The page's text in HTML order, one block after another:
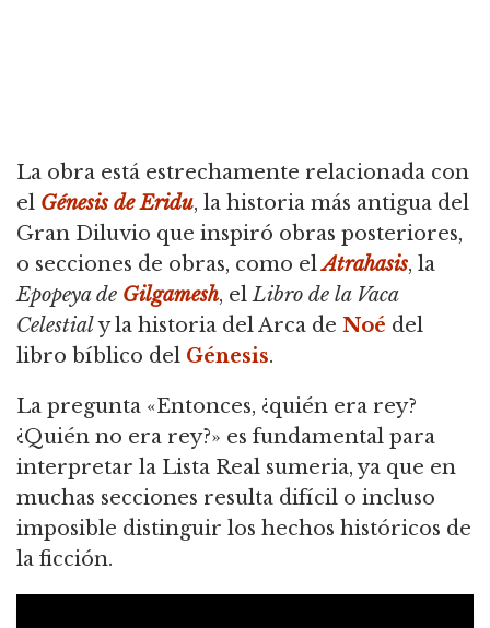
La obra está estrechamente relacionada con
el Génesis de Eridu, la historia más antigua del
Gran Diluvio que inspiró obras posteriores,
o secciones de obras, como elAtrahasis, la
Epopeya de Gilgamesh, elLibro de la Vaca
Celestialy la historia del Arca de Noé del
libro bíblico del Génesis.
La pregunta «Entonces, ¿quién era rey?
¿Quién no era rey?» es fundamental para
interpretar la Lista Real sumeria, ya que en
muchas secciones resulta difícil o incluso
imposible distinguir los hechos históricos de
la ficción.